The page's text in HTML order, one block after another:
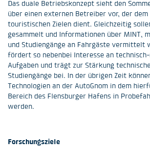
Das duale Betriebskonzept sieht den
über einen externen Betreiber vor, der
touristischen Zielen dient. Gleichzeitig
gesammelt und Informationen über MINT,
und Studiengänge an Fahrgäste vermittelt
fördert so nebenbei Interesse an
Aufgaben und trägt zur Stärkung
Studiengänge bei. In der übrigen Zeit
Technologien an der AutoGnom in dem
Bereich des Flensburger Hafens in
werden.
Forschungsziele